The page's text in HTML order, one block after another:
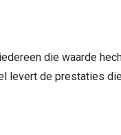
die waarde
de prestaties